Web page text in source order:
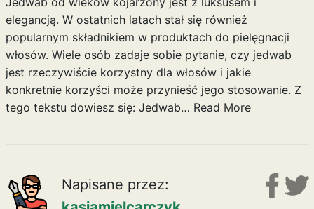
elegancją. W ostatnich latach stał się również
popularnym składnikiem w produktach do pielęgnacji
włosów. Wiele osób zadaje sobie pytanie, czy jedwab
jest rzeczywiście korzystny dla włosów i jakie
konkretnie korzyści może przynieść jego stosowanie. Z
tego tekstu dowiesz się: Jedwab… Read More
Napisane przez: